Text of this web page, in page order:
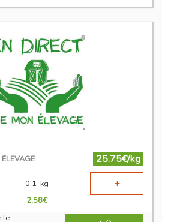
25.75€/kg
0.1 kg +
2.58€
le